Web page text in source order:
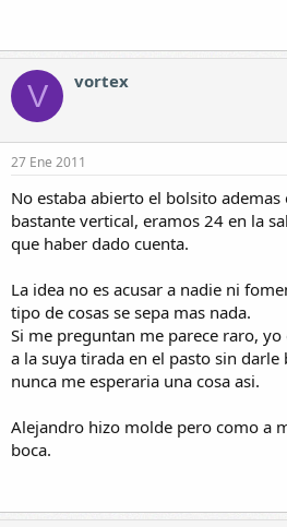
V vortex
27 Ene 2011
No estaba abierto el bolsito ademas
bastante vertical, eramos 24 en la
que haber dado cuenta.
La idea no es acusar a nadie ni
tipo de cosas se sepa mas nada.
Si me preguntan me parece raro,
a la suya tirada en el pasto sin
nunca me esperaria una cosa asi.
Alejandro hizo molde pero como a
boca.